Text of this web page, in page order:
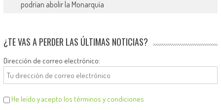
podrían abolir la Monarquía
¿TE VAS A PERDER LAS ÚLTIMAS NOTICIAS?
Dirección de correo electrónico:
He leído y acepto los términos y condiciones